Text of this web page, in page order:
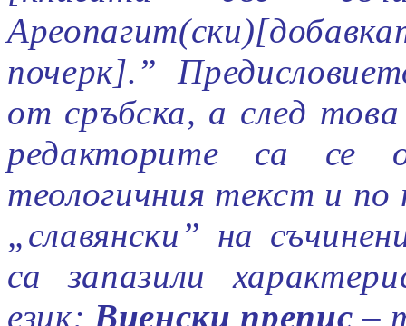
Ареопагит(ски)
почерк].”
от сръбска, а след
редакторите са се
теологичния текст и по
„славянски” на
са запазили
език; Виенски препис –